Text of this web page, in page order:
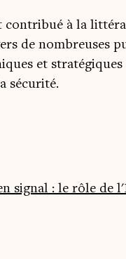
contribué à la
de nombreuses
et stratégiques
sécurité.
signal : le rôle de